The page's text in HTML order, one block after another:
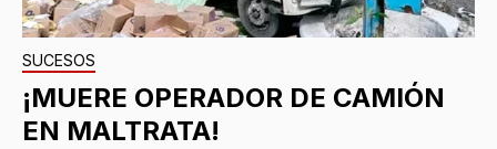
SUCESOS
¡MUERE OPERADOR DE CAMIÓN
EN MALTRATA!